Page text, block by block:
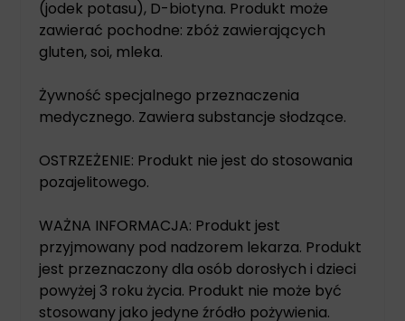
(jodek potasu), D-biotyna. Produkt może
zawierać pochodne: zbóż zawierających
gluten, soi, mleka.
Żywność specjalnego przeznaczenia
medycznego. Zawiera substancje słodzące.
OSTRZEŻENIE: Produkt nie jest do stosowania
pozajelitowego.
WAŻNA INFORMACJA: Produkt jest
przyjmowany pod nadzorem lekarza. Produkt
jest przeznaczony dla osób dorosłych i dzieci
powyżej 3 roku życia. Produkt nie może być
stosowany jako jedyne źródło pożywienia.